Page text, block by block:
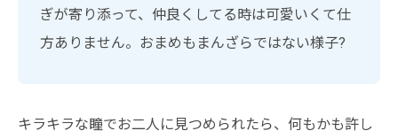
ぎが寄り添って、仲良くしてる時は可愛いくて仕
方ありません。おまめもまんざらではない様子?
キラキラな瞳でお二人に見つめられたら、何もかも許し